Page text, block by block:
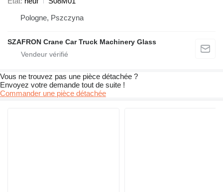
Pologne, Pszczyna
SZAFRON Crane Car Truck Machinery Glass
Vous ne trouvez pas une pièce détachée ?
Envoyez votre demande tout de suite !
Commander une pièce détachée